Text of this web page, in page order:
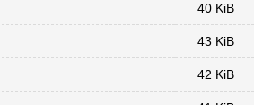
40 KiB
43 KiB
42 KiB